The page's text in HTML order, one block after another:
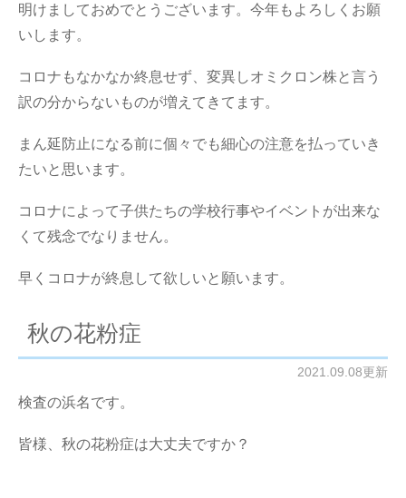
明けましておめでとうございます。今年もよろしくお願
いします。
コロナもなかなか終息せず、変異しオミクロン株と言う
訳の分からないものが増えてきてます。
まん延防止になる前に個々でも細心の注意を払っていき
たいと思います。
コロナによって子供たちの学校行事やイベントが出来な
くて残念でなりません。
早くコロナが終息して欲しいと願います。
秋の花粉症
2021.09.08更新
検査の浜名です。
皆様、秋の花粉症は大丈夫ですか？